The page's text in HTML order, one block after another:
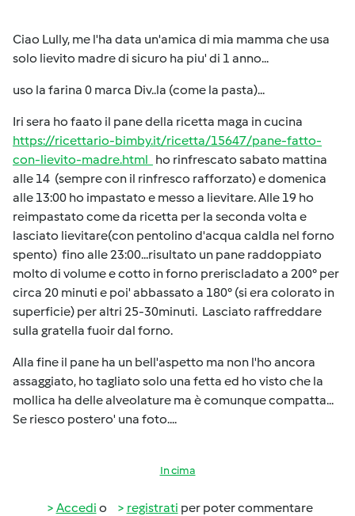
Ciao Lully, me l'ha data un'amica di mia mamma che usa
solo lievito madre di sicuro ha piu' di 1 anno...
uso la farina 0 marca Div..la (come la pasta)...
Iri sera ho faato il pane della ricetta maga in cucina
https://ricettario-bimby.it/ricetta/15647/pane-fatto-
con-lievito-madre.html ho rinfrescato sabato mattina
alle 14 (sempre con il rinfresco rafforzato) e domenica
alle 13:00 ho impastato e messo a lievitare. Alle 19 ho
reimpastato come da ricetta per la seconda volta e
lasciato lievitare(con pentolino d'acqua caldla nel forno
spento) fino alle 23:00...risultato un pane raddoppiato
molto di volume e cotto in forno preriscladato a 200° per
circa 20 minuti e poi' abbassato a 180° (si era colorato in
superficie) per altri 25-30minuti. Lasciato raffreddare
sulla gratella fuoir dal forno.
Alla fine il pane ha un bell'aspetto ma non l'ho ancora
assaggiato, ho tagliato solo una fetta ed ho visto che la
mollica ha delle alveolature ma è comunque compatta...
Se riesco postero' una foto....
In cima
Accedi o registrati per poter commentare